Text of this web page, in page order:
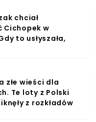
chciał
Cichopek w
to usłyszała,
złe wieści dla
Te loty z Polski
z rozkładów